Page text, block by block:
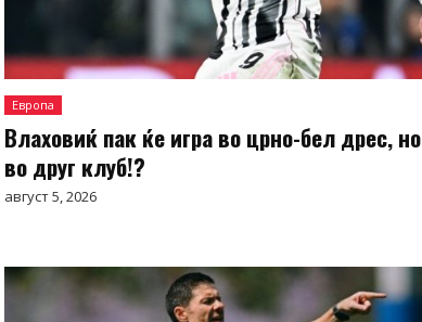
Европа
Влаховиќ пак ќе игра во црно-бел дрес, но
во друг клуб!?
август 5, 2026